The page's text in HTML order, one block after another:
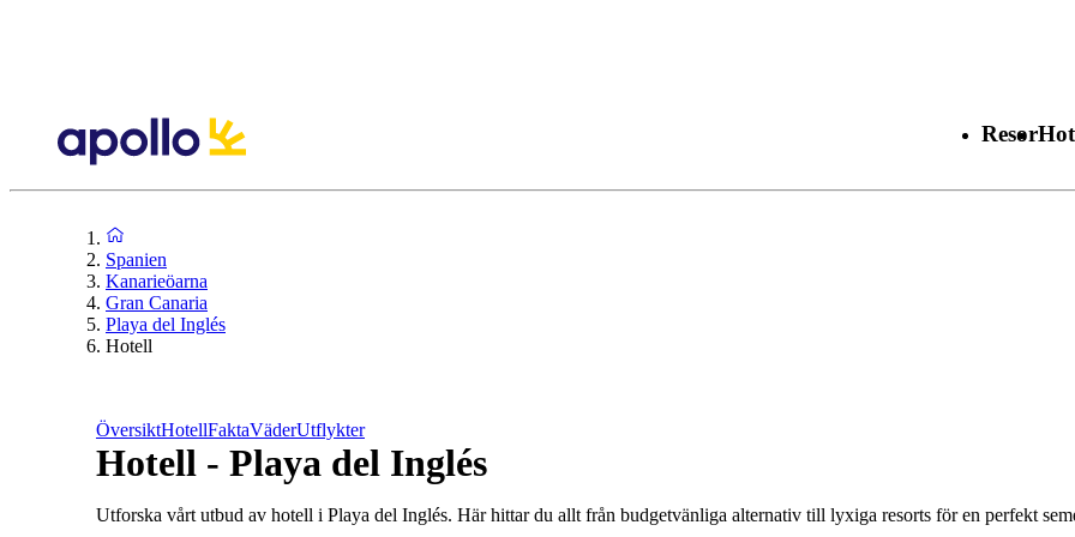
Resor
Spanien
Kanarieöarna
Gran Canaria
Playa del Inglés
Hotell
ÖversiktHotellFaktaVäderUtflykter
Hotell - Playa del Inglés
Utforska vårt utbud av hotell i Playa del Inglés. Här hittar du allt från budgetvänliga alternativ till lyxiga resorts för en perfekt